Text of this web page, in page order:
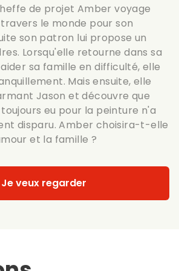
de projet Amber voyage
le monde pour son
son patron lui propose un
Lorsqu'elle retourne dans sa
sa famille en difficulté, elle
Mais ensuite, elle
Jason et découvre que
eu pour la peinture n'a
disparu. Amber choisira-t-elle
et la famille ?
Je veux regarder